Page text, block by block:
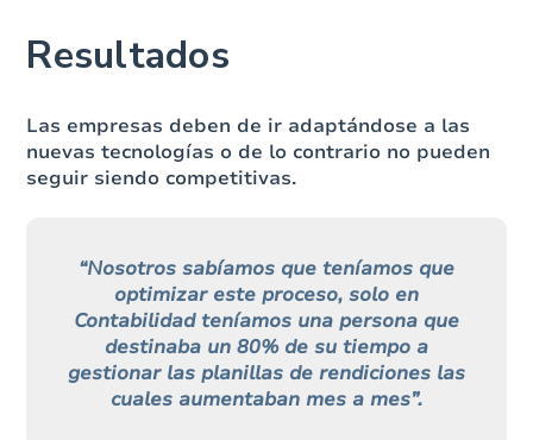
Resultados
Las empresas deben de ir adaptándose a las
nuevas tecnologías o de lo contrario no pueden
seguir siendo competitivas.
“Nosotros sabíamos que teníamos que
optimizar este proceso, solo en
Contabilidad teníamos una persona que
destinaba un 80% de su tiempo a
gestionar las planillas de rendiciones las
cuales aumentaban mes a mes”.